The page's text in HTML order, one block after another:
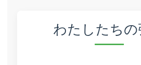
わたしたちの